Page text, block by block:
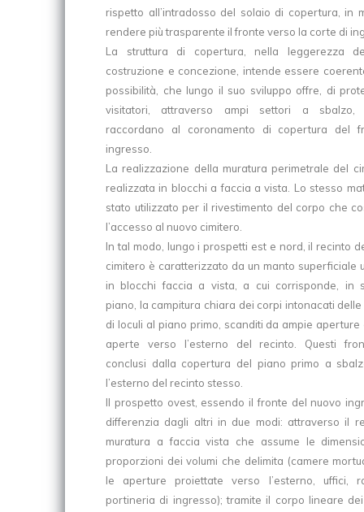
rispetto all’intradosso del solaio di copertura, in
rendere più trasparente il fronte verso la corte di
La struttura di copertura, nella leggerezza
costruzione e concezione, intende essere
possibilità, che lungo il suo sviluppo offre, di
visitatori, attraverso ampi settori a
raccordano al coronamento di copertura del
ingresso.
La realizzazione della muratura perimetrale del
realizzata in blocchi a faccia a vista. Lo stesso
stato utilizzato per il rivestimento del corpo che
l’accesso al nuovo cimitero.
In tal modo, lungo i prospetti est e nord, il recinto
cimitero è caratterizzato da un manto superficiale
in blocchi faccia a vista, a cui corrisponde, in
piano, la campitura chiara dei corpi intonacati
di loculi al piano primo, scanditi da ampie aperture
aperte verso l’esterno del recinto. Questi
conclusi dalla copertura del piano primo a
l’esterno del recinto stesso.
Il prospetto ovest, essendo il fronte del nuovo
differenzia dagli altri in due modi: attraverso il
muratura a faccia vista che assume le
proporzioni dei volumi che delimita (camere
le aperture proiettate verso l’esterno, uffici,
portineria di ingresso); tramite il corpo lineare